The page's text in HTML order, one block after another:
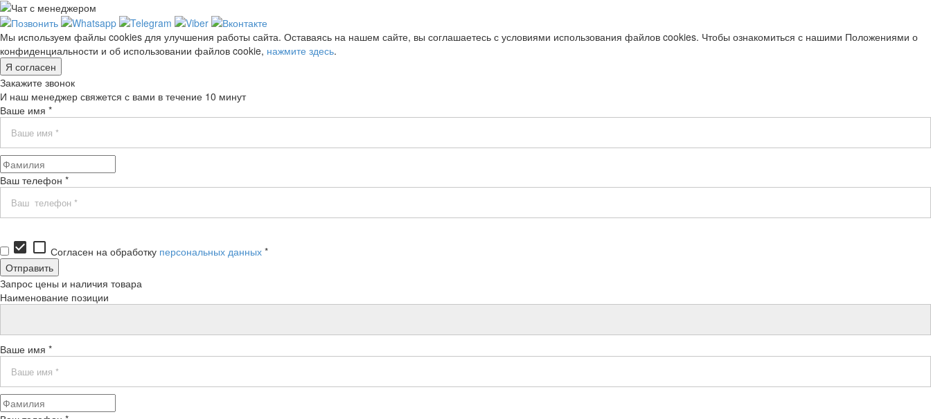
Мы используем файлы cookies для улучшения работы сайта. Оставаясь на нашем сайте, вы соглашаетесь с условиями использования файлов cookies. Чтобы ознакомиться с нашими Положениями о
конфиденциальности и об использовании файлов cookie, нажмите здесь.
Я согласен
Закажите звонок
И наш менеджер свяжется с вами в течение 10 минут
Ваше имя *
Ваш телефон *
check_box check_box_outline_blank Согласен на обработку персональных данных *
Запрос цены и наличия товара
Наименование позиции
Ваше имя *